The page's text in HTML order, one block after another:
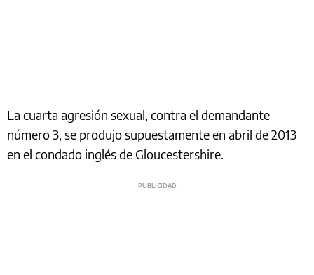
La cuarta agresión sexual, contra el demandante
número 3, se produjo supuestamente en abril de 2013
en el condado inglés de Gloucestershire.